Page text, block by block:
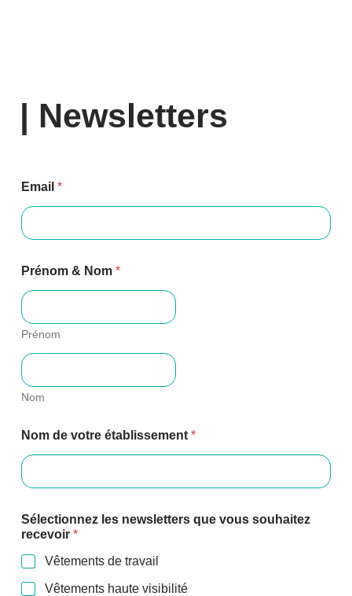
| Newsletters
Email *
Prénom & Nom *
Prénom
Nom
Nom de votre établissement *
Sélectionnez les newsletters que vous souhaitez
recevoir *
Vêtements de travail
Vêtements haute visibilité